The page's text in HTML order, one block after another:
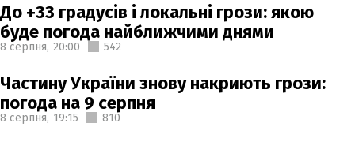
До +33 градусів і локальні грози: якою
буде погода найближчими днями
8 серпня, 20:00 542
Частину України знову накриють грози:
погода на 9 серпня
8 серпня, 19:15 810